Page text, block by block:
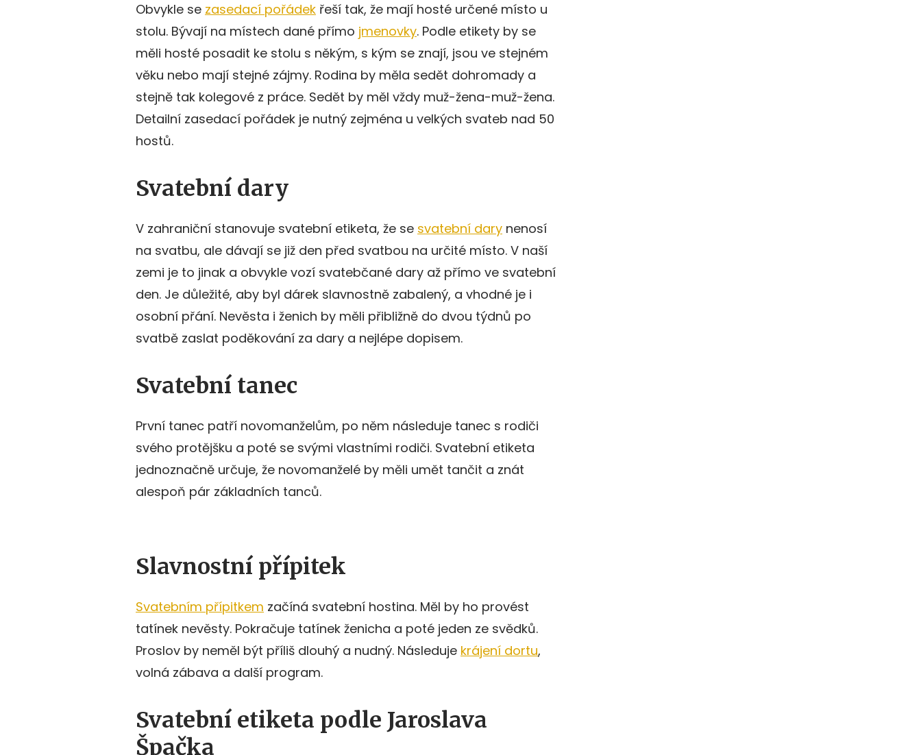
Obvykle se zasedací pořádek řeší tak, že mají hosté určené místo u
stolu. Bývají na místech dané přímo jmenovky. Podle etikety by se
měli hosté posadit ke stolu s někým, s kým se znají, jsou ve stejném
věku nebo mají stejné zájmy. Rodina by měla sedět dohromady a
stejně tak kolegové z práce. Sedět by měl vždy muž-žena-muž-žena.
Detailní zasedací pořádek je nutný zejména u velkých svateb nad 50
hostů.
Svatební dary
V zahraniční stanovuje svatební etiketa, že se svatební dary nenosí
na svatbu, ale dávají se již den před svatbou na určité místo. V naší
zemi je to jinak a obvykle vozí svatebčané dary až přímo ve svatební
den. Je důležité, aby byl dárek slavnostně zabalený, a vhodné je i
osobní přání. Nevěsta i ženich by měli přibližně do dvou týdnů po
svatbě zaslat poděkování za dary a nejlépe dopisem.
Svatební tanec
První tanec patří novomanželům, po něm následuje tanec s rodiči
svého protějšku a poté se svými vlastními rodiči. Svatební etiketa
jednoznačně určuje, že novomanželé by měli umět tančit a znát
alespoň pár základních tanců.
Slavnostní přípitek
Svatebním přípitkem začíná svatební hostina. Měl by ho provést
tatínek nevěsty. Pokračuje tatínek ženicha a poté jeden ze svědků.
Proslov by neměl být příliš dlouhý a nudný. Následuje krájení dortu,
volná zábava a další program.
Svatební etiketa podle Jaroslava
Špačka